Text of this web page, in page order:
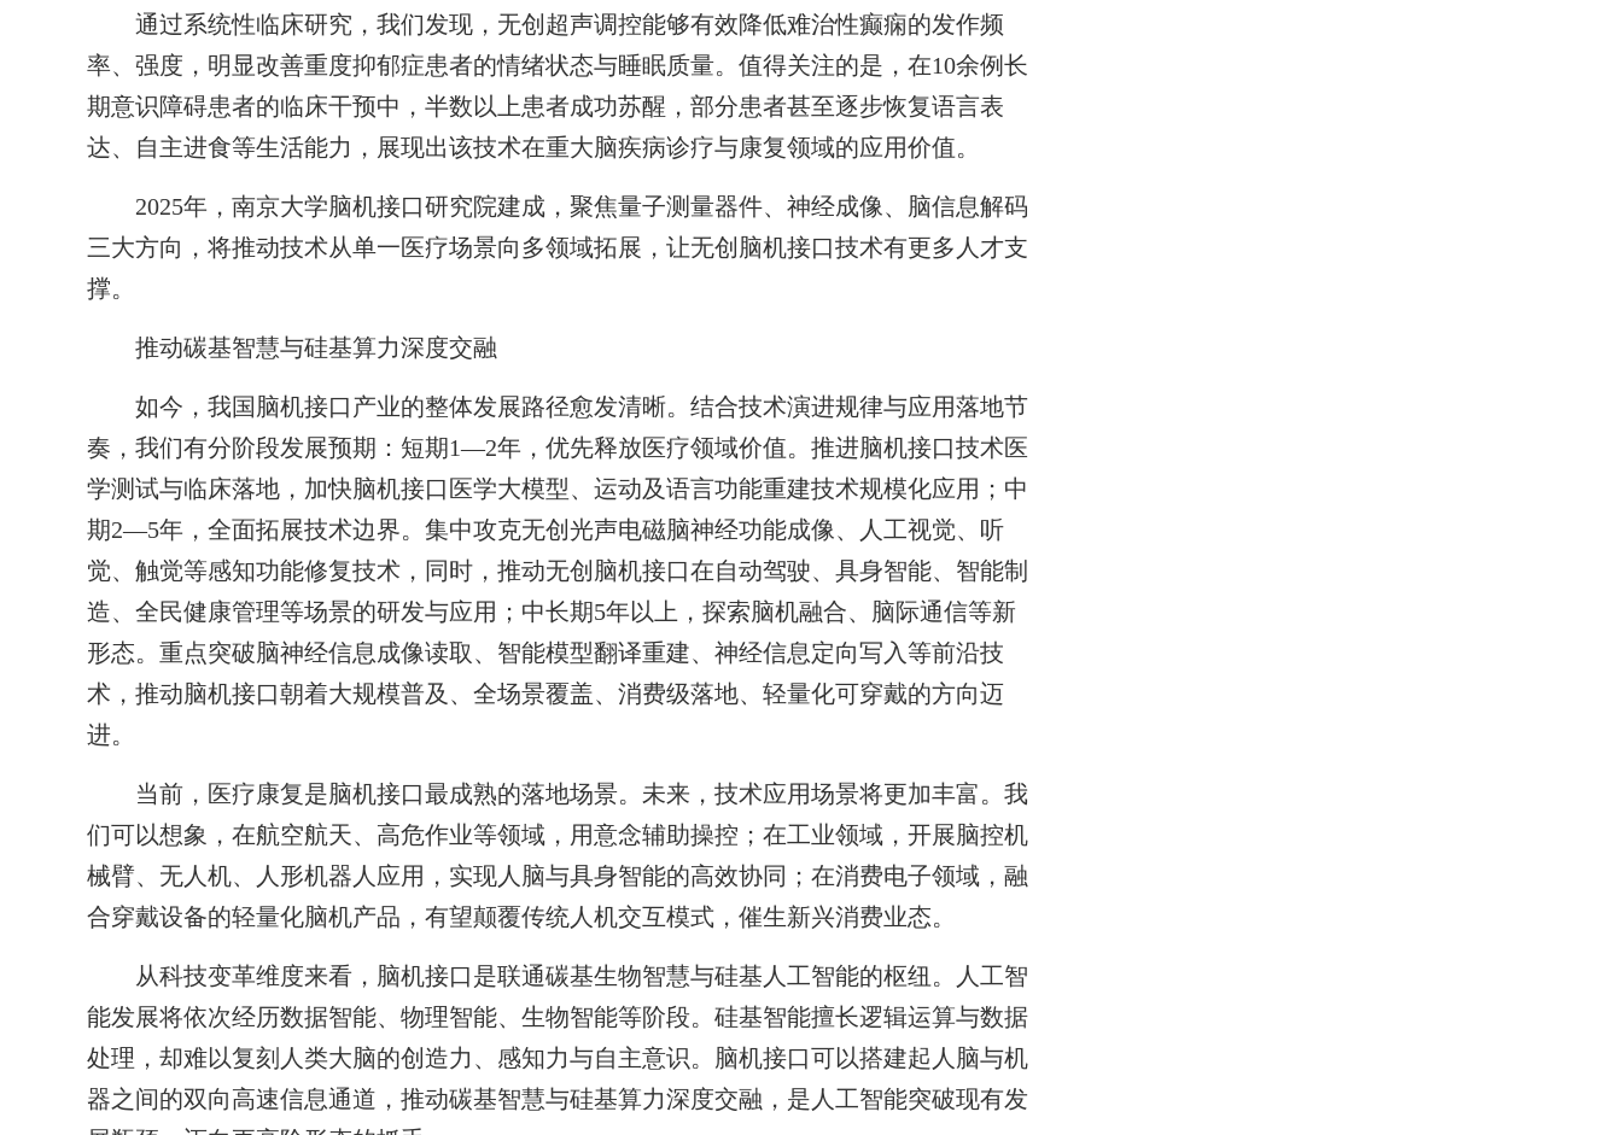
通过系统性临床研究，我们发现，无创超声调控能够有效降低难治性癫痫的发作频
率、强度，明显改善重度抑郁症患者的情绪状态与睡眠质量。值得关注的是，在10余例长
期意识障碍患者的临床干预中，半数以上患者成功苏醒，部分患者甚至逐步恢复语言表
达、自主进食等生活能力，展现出该技术在重大脑疾病诊疗与康复领域的应用价值。
2025年，南京大学脑机接口研究院建成，聚焦量子测量器件、神经成像、脑信息解码
三大方向，将推动技术从单一医疗场景向多领域拓展，让无创脑机接口技术有更多人才支
撑。
推动碳基智慧与硅基算力深度交融
如今，我国脑机接口产业的整体发展路径愈发清晰。结合技术演进规律与应用落地节
奏，我们有分阶段发展预期：短期1—2年，优先释放医疗领域价值。推进脑机接口技术医
学测试与临床落地，加快脑机接口医学大模型、运动及语言功能重建技术规模化应用；中
期2—5年，全面拓展技术边界。集中攻克无创光声电磁脑神经功能成像、人工视觉、听
觉、触觉等感知功能修复技术，同时，推动无创脑机接口在自动驾驶、具身智能、智能制
造、全民健康管理等场景的研发与应用；中长期5年以上，探索脑机融合、脑际通信等新
形态。重点突破脑神经信息成像读取、智能模型翻译重建、神经信息定向写入等前沿技
术，推动脑机接口朝着大规模普及、全场景覆盖、消费级落地、轻量化可穿戴的方向迈
进。
当前，医疗康复是脑机接口最成熟的落地场景。未来，技术应用场景将更加丰富。我
们可以想象，在航空航天、高危作业等领域，用意念辅助操控；在工业领域，开展脑控机
械臂、无人机、人形机器人应用，实现人脑与具身智能的高效协同；在消费电子领域，融
合穿戴设备的轻量化脑机产品，有望颠覆传统人机交互模式，催生新兴消费业态。
从科技变革维度来看，脑机接口是联通碳基生物智慧与硅基人工智能的枢纽。人工智
能发展将依次经历数据智能、物理智能、生物智能等阶段。硅基智能擅长逻辑运算与数据
处理，却难以复刻人类大脑的创造力、感知力与自主意识。脑机接口可以搭建起人脑与机
器之间的双向高速信息通道，推动碳基智慧与硅基算力深度交融，是人工智能突破现有发